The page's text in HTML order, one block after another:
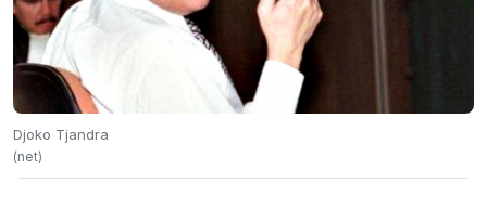
Djoko Tjandra
(net)